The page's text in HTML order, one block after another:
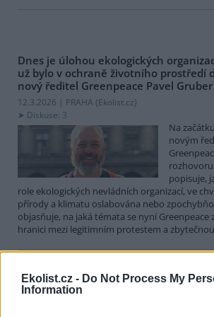
Ekolist.cz - Do Not Process My
Information
Dnes je úlohou ekologických
už bylo v ochraně životního prostředí
nový ředitel Greenpeace Pavel Gruber
12.3.2026 | PRAHA (Ekolist.cz)
Diskuse: 3
Na
novým
popisuje,
role ekologických nevládních organizací, ve
přírody a klimatu oslabována nebo
objasňuje, na jaká témata se nyní Greenpeace
hranici mezi legitimním protestem a
Martin Nawrath: I v případě
platí, že sdílená bolest je poloviční